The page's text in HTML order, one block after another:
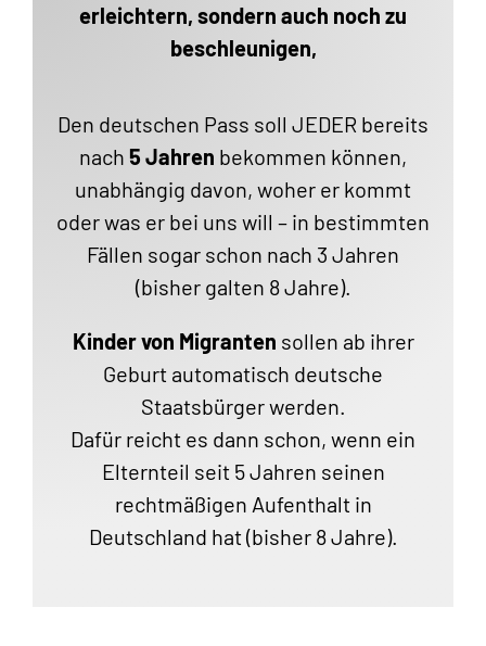
erleichtern, sondern auch noch zu
beschleunigen,
Den deutschen Pass soll JEDER bereits
nach 5 Jahren bekommen können,
unabhängig davon, woher er kommt
oder was er bei uns will – in bestimmten
Fällen sogar schon nach 3 Jahren
(bisher galten 8 Jahre).
Kinder von Migranten sollen ab ihrer
Geburt automatisch deutsche
Staatsbürger werden.
Dafür reicht es dann schon, wenn ein
Elternteil seit 5 Jahren seinen
rechtmäßigen Aufenthalt in
Deutschland hat (bisher 8 Jahre).